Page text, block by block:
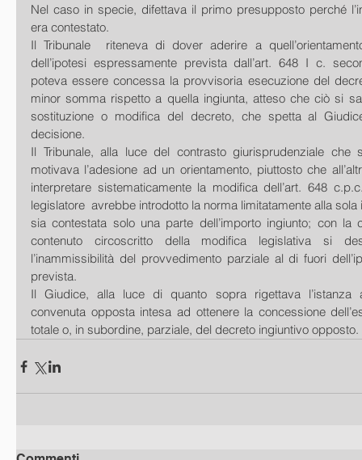
Nel caso in specie, difettava il primo presupposto perché
era contestato.
Il Tribunale  riteneva di dover aderire a
dell’ipotesi espressamente prevista dall’art. 648 I c.
poteva essere concessa la provvisoria esecuzione del
minor somma rispetto a quella ingiunta, atteso che ciò si
sostituzione o modifica del decreto, che spetta al
decisione.
Il Tribunale, alla luce del contrasto giurisprudenziale che
motivava l’adesione ad un orientamento, piuttosto che
interpretare sistematicamente la modifica dell’art. 648
legislatore  avrebbe introdotto la norma limitatamente alla
sia contestata solo una parte dell’importo ingiunto; con la
contenuto circoscritto della modifica legislativa si
l’inammissibilità del provvedimento parziale al di fuori
prevista.
Il Giudice, alla luce di quanto sopra rigettava l’istanza
convenuta opposta intesa ad ottenere la concessione
totale o, in subordine, parziale, del decreto ingiuntivo opposto.